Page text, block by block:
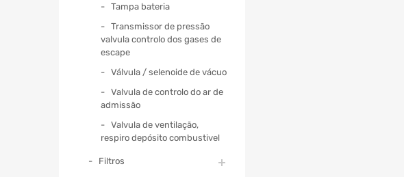
Tampa bateria
Transmissor de pressão
valvula controlo dos gases de
escape
Válvula / selenoide de vácuo
Valvula de controlo do ar de
admissão
Valvula de ventilação,
respiro depósito combustivel
Filtros